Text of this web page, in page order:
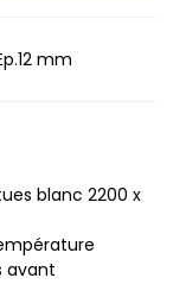
mm
blanc 2200 x
avant